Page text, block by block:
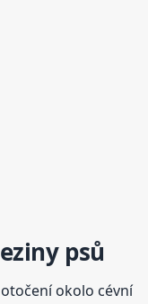
psů
okolo cévní